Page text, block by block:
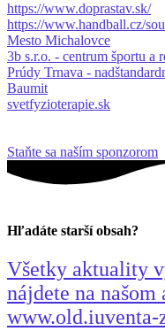
https://www.doprastav.sk/
https://www.handball.cz/
Mesto Michalovce
3b s.r.o. - centrum športu a
Prúdy Trnava -
Baumit
svetfyzioterapie.sk
Staňte sa naším sponzorom
Hľadáte starší obsah?
Všetky aktuality
nájdete na
www.old.iuventa-